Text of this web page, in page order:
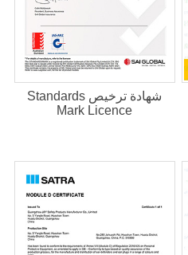
شهادة ترخيص Standards
Mark Licence